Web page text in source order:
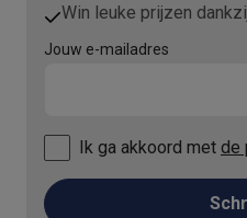
Win leuke prijzen
Jouw e-mailadres
Ik ga akkoord met de